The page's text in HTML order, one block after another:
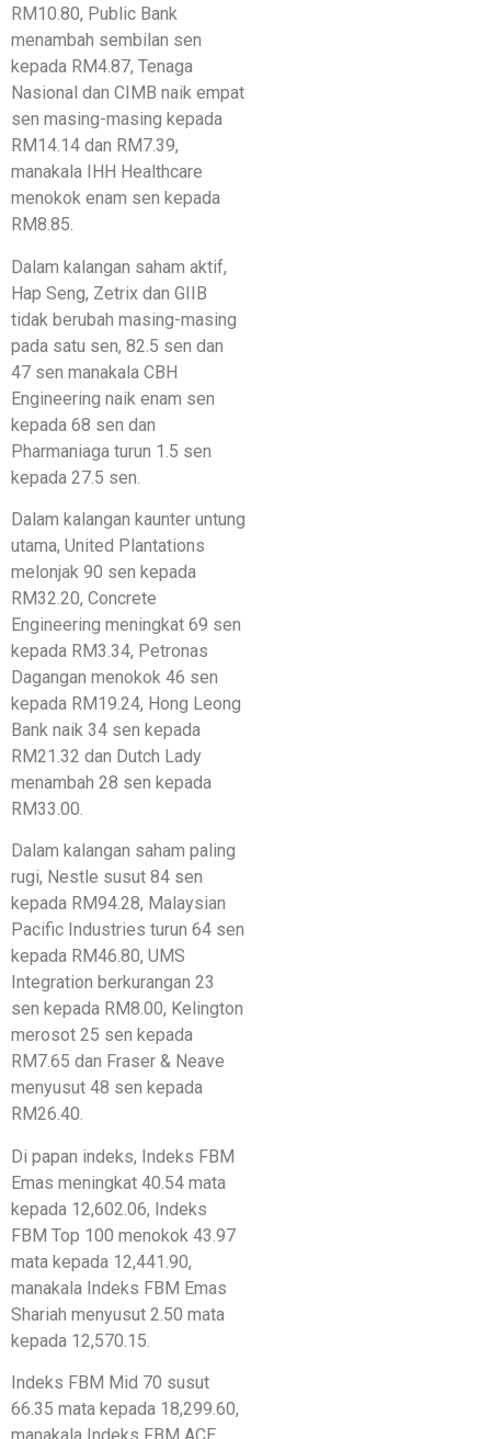
RM10.80, Public Bank
menambah sembilan sen
kepada RM4.87, Tenaga
Nasional dan CIMB naik empat
sen masing-masing kepada
RM14.14 dan RM7.39,
manakala IHH Healthcare
menokok enam sen kepada
RM8.85.
Dalam kalangan saham aktif,
Hap Seng, Zetrix dan GIIB
tidak berubah masing-masing
pada satu sen, 82.5 sen dan
47 sen manakala CBH
Engineering naik enam sen
kepada 68 sen dan
Pharmaniaga turun 1.5 sen
kepada 27.5 sen.
Dalam kalangan kaunter untung
utama, United Plantations
melonjak 90 sen kepada
RM32.20, Concrete
Engineering meningkat 69 sen
kepada RM3.34, Petronas
Dagangan menokok 46 sen
kepada RM19.24, Hong Leong
Bank naik 34 sen kepada
RM21.32 dan Dutch Lady
menambah 28 sen kepada
RM33.00.
Dalam kalangan saham paling
rugi, Nestle susut 84 sen
kepada RM94.28, Malaysian
Pacific Industries turun 64 sen
kepada RM46.80, UMS
Integration berkurangan 23
sen kepada RM8.00, Kelington
merosot 25 sen kepada
RM7.65 dan Fraser & Neave
menyusut 48 sen kepada
RM26.40.
Di papan indeks, Indeks FBM
Emas meningkat 40.54 mata
kepada 12,602.06, Indeks
FBM Top 100 menokok 43.97
mata kepada 12,441.90,
manakala Indeks FBM Emas
Shariah menyusut 2.50 mata
kepada 12,570.15.
Indeks FBM Mid 70 susut
66.35 mata kepada 18,299.60,